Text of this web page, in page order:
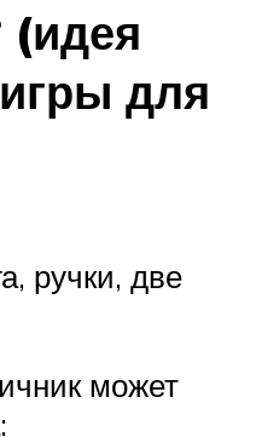
(идея
для
ручки, две
может